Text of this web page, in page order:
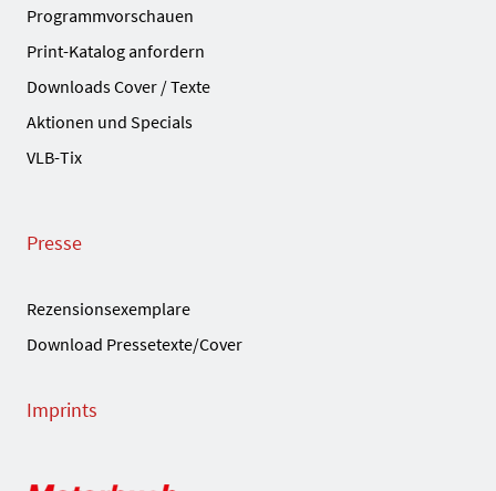
Programmvorschauen
Print-Katalog anfordern
Downloads Cover / Texte
Aktionen und Specials
VLB-Tix
Presse
Rezensionsexemplare
Download Pressetexte/Cover
Imprints